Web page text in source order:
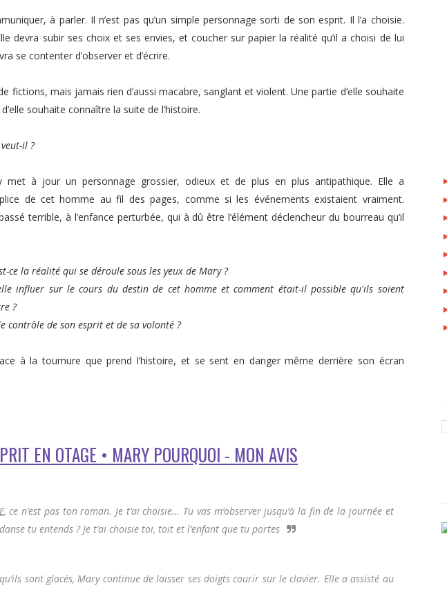
à parler. Il n’est pas qu’un simple personnage sorti de son esprit. Il l’a choisie.
devra subir ses choix et ses envies, et coucher sur papier la réalité qu’il a choisi de lui
se contenter d’observer et d’écrire.
fictions, mais jamais rien d’aussi macabre, sanglant et violent. Une partie d’elle souhaite
souhaite connaître la suite de l’histoire.
il ?
à jour un personnage grossier, odieux et de plus en plus antipathique. Elle a
de cet homme au fil des pages, comme si les événements existaient vraiment.
terrible, à l’enfance perturbée, qui à dû être l’élément déclencheur du bourreau qu’il
ce la réalité qui se déroule sous les yeux de Mary ?
influer sur le cours du destin de cet homme et comment était-il possible qu'ils soient
?
contrôle de son esprit et de sa volonté ?
à la tournure que prend l’histoire, et se sent en danger même derrière son écran
EN OTAGE • MARY POURQUOI - MON AVIS
, ce n’est pas ton roman. Je t’ai choisie… Tu vas m’observer jusqu’à la fin de la journée et
tu entends ? Je t’ai choisie toi, toit et l’enfant que tu portes
sont glacés, Mary continue de laisser ses doigts courir sur le clavier. Elle a assisté au